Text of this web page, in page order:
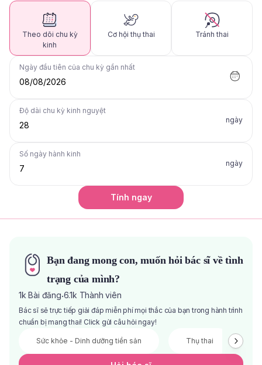
Theo dõi chu kỳ
kinh
Cơ hội thụ thai Tránh thai
Ngày đầu tiên của chu kỳ gần nhất
08/08/2026
Độ dài chu kỳ kinh nguyệt
ngày
Số ngày hành kinh
ngày
Tính ngay
Bạn đang mong con, muốn hỏi bác sĩ về tình
trạng của mình?
1k Bài đăng·6.1k Thành viên
Bác sĩ sẽ trực tiếp giải đáp miễn phí mọi thắc của bạn trong hành trình
chuẩn bị mang thai! Click gửi câu hỏi ngay!
Sức khỏe - Dinh dưỡng tiền sản Thụ thai